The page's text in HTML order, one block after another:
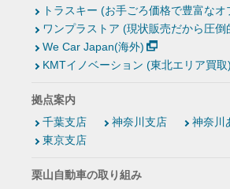
トラスキー (お手ごろ価格で豊富なオ
ワンプラストア (現状販売だから圧倒
We Car Japan(海外)
KMTイノベーション (東北エリア買取)
拠点案内
千葉支店
神奈川支店
神奈川
東京支店
栗山自動車の取り組み